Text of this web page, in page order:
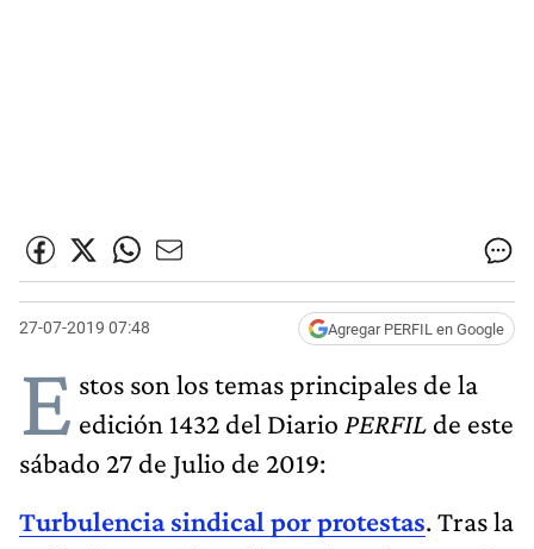
27-07-2019 07:48 Agregar PERFIL en Google
E stos son los temas principales de la
edición 1432 del Diario PERFIL de este
sábado 27 de Julio de 2019:
Turbulencia sindical por protestas. Tras la